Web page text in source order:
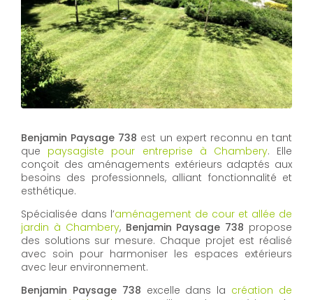
Benjamin Paysage 738 est un expert reconnu en tant
que paysagiste pour entreprise à Chambery. Elle
conçoit des aménagements extérieurs adaptés aux
besoins des professionnels, alliant fonctionnalité et
esthétique.
Spécialisée dans l’aménagement de cour et allée de
jardin à Chambery, Benjamin Paysage 738 propose
des solutions sur mesure. Chaque projet est réalisé
avec soin pour harmoniser les espaces extérieurs
avec leur environnement.
Benjamin Paysage 738 excelle dans la création de